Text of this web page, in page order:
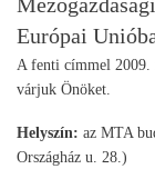
Európai
A fenti címmel 2009.
várjuk Önöket.
Helyszín: az MTA
Országház u. 28.)